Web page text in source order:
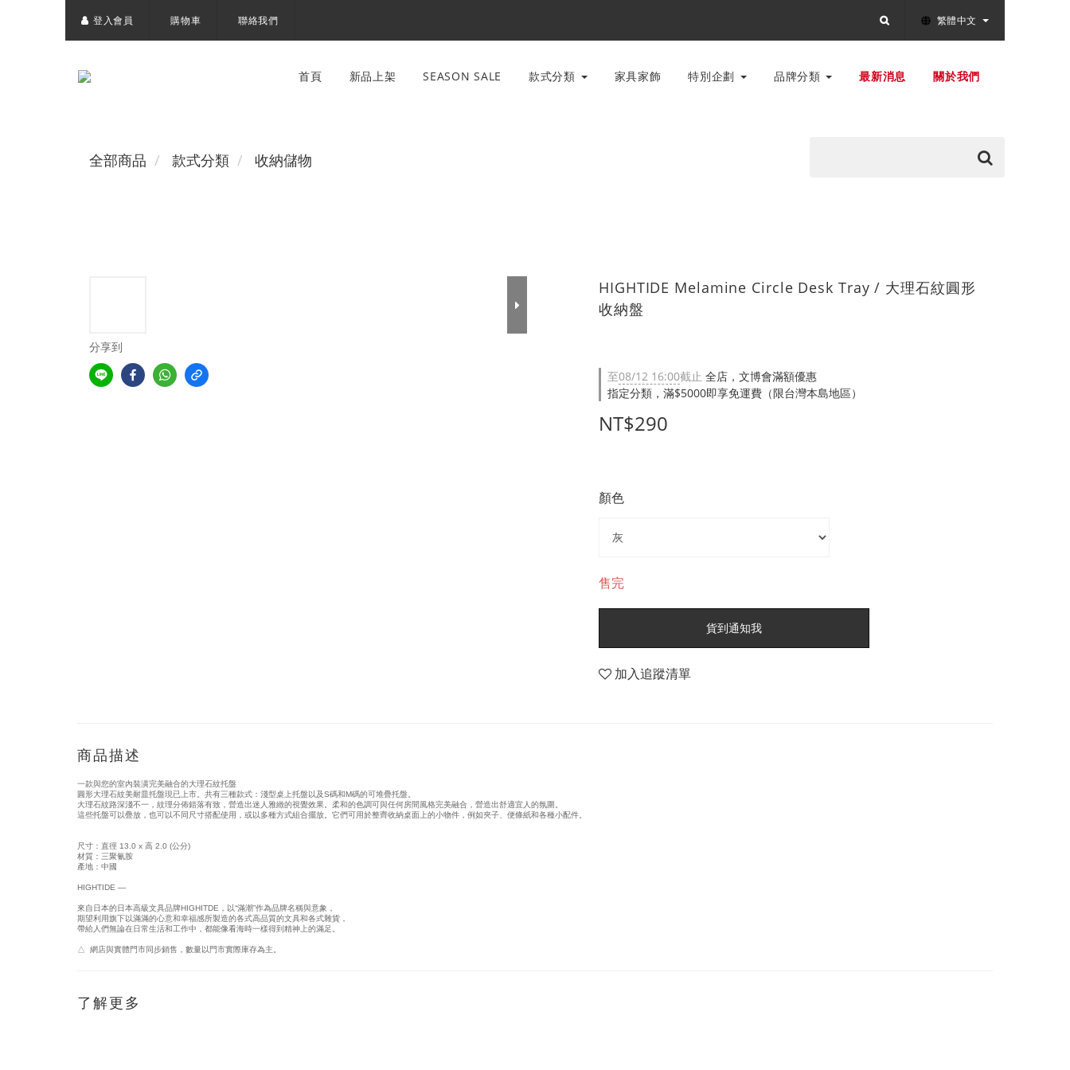
登入會員 購物車 聯絡我們 繁體中文
首頁 新品上架 SEASON SALE 款式分類 家具家飾 特別企劃 品牌分類 最新消息 關於我們
全部商品 款式分類 收納儲物
分享到
HIGHTIDE Melamine Circle Desk Tray / 大理石紋圓形
收納盤
至08/12 16:00截止 全店，文博會滿額優惠
指定分類，滿$5000即享免運費（限台灣本島地區）
NT$290
顏色
售完
貨到通知我
加入追蹤清單
商品描述
一款與您的室內裝潢完美融合的大理石紋托盤
圓形大理石紋美耐皿托盤現已上市。共有三種款式：淺型桌上托盤以及S碼和M碼的可堆疊托盤。
大理石紋路深淺不一，紋理分佈錯落有致，營造出迷人雅緻的視覺效果。柔和的色調可與任何房間風格完美融合，營造出舒適宜人的氛圍。
這些托盤可以疊放，也可以不同尺寸搭配使用，或以多種方式組合擺放。它們可用於整齊收納桌面上的小物件，例如夾子、便條紙和各種小配件。
尺寸：直徑 13.0 x 高 2.0 (公分)
材質：三聚氰胺
產地：中國
HIGHTIDE —
來自日本的日本高級文具品牌HIGHITDE，以“滿潮”作為品牌名稱與意象，
期望利用旗下以滿滿的心意和幸福感所製造的各式高品質的文具和各式雜貨，
帶給人們無論在日常生活和工作中，都能像看海時一樣得到精神上的滿足。
△  網店與實體門市同步銷售，數量以門市實際庫存為主。
了解更多